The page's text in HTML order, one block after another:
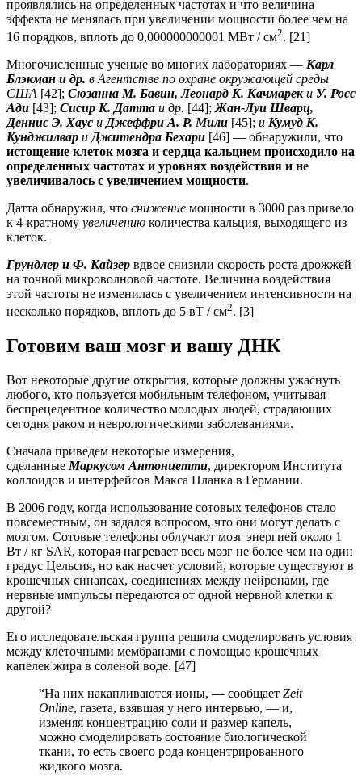
проявлялись на определенных частотах и что величина
эффекта не менялась при увеличении мощности более чем на
16 порядков, вплоть до 0,000000000001 МВт / см2. [21]
Многочисленные ученые во многих лабораториях — Карл
Блэкман и др. в Агентстве по охране окружающей среды
США [42]; Сюзанна М. Бавин, Леонард К. Качмареки У. Росс
Ади [43]; Сисир К. Датта и др. [44]; Жан-Луи Шварц,
Деннис Э. Хаус и Джеффри А. Р. Мили [45]; и Кумуд К.
Кунджилвар и Джитендра Бехари [46] — обнаружили, что
истощение клеток мозга и сердца кальцием происходило на
определенных частотах и уровнях воздействия и не
увеличивалось с увеличением мощности.
Датта обнаружил, что снижение мощности в 3000 раз привело
к 4-кратному увеличению количества кальция, выходящего из
клеток.
Грундлер и Ф. Кайзер вдвое снизили скорость роста дрожжей
на точной микроволновой частоте. Величина воздействия
этой частоты не изменилась с увеличением интенсивности на
несколько порядков, вплоть до 5 вТ / см2. [3]
Готовим ваш мозг и вашу ДНК
Вот некоторые другие открытия, которые должны ужаснуть
любого, кто пользуется мобильным телефоном, учитывая
беспрецедентное количество молодых людей, страдающих
сегодня раком и неврологическими заболеваниями.
Сначала приведем некоторые измерения,
сделанные Маркусом Антониетти, директором Института
коллоидов и интерфейсов Макса Планка в Германии.
В 2006 году, когда использование сотовых телефонов стало
повсеместным, он задался вопросом, что они могут делать с
мозгом. Сотовые телефоны облучают мозг энергией около 1
Вт / кг SAR, которая нагревает весь мозг не более чем на один
градус Цельсия, но как насчет условий, которые существуют в
крошечных синапсах, соединениях между нейронами, где
нервные импульсы передаются от одной нервной клетки к
другой?
Его исследовательская группа решила смоделировать условия
между клеточными мембранами с помощью крошечных
капелек жира в соленой воде. [47]
“На них накапливаются ионы, — сообщает Zeit
Online, газета, взявшая у него интервью, — и,
изменяя концентрацию соли и размер капель,
можно смоделировать состояние биологической
ткани, то есть своего рода концентрированного
жидкого мозга.